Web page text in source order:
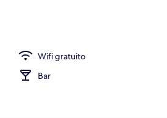
Wifi gratuito
Bar